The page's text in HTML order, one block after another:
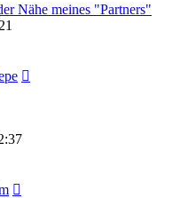
Nähe meines "Partners"